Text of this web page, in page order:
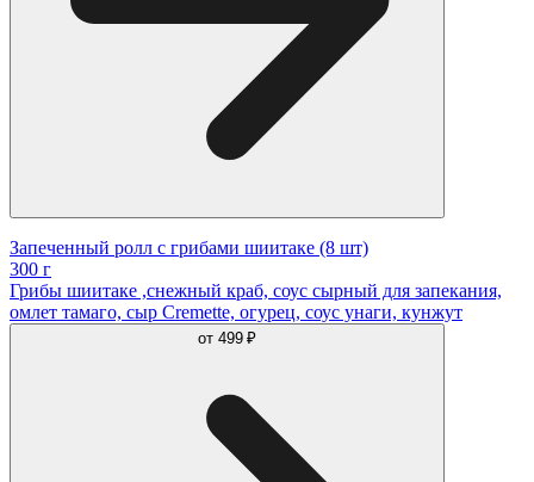
Запеченный ролл с грибами шиитаке (8 шт)
300 г
Грибы шиитаке ,снежный краб, соус сырный для запекания,
омлет тамаго, сыр Cremette, огурец, соус унаги, кунжут
от 499 ₽